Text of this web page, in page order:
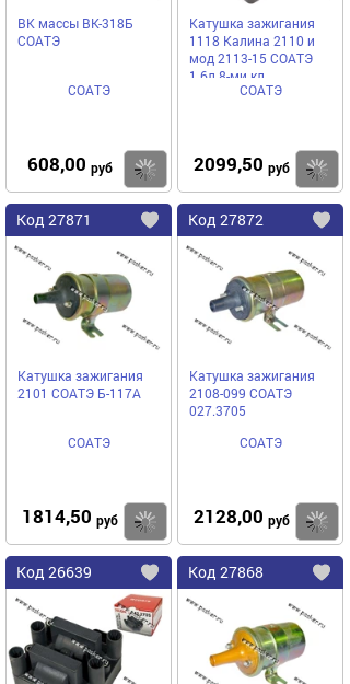
ВК массы ВК-318Б
СОАТЭ
СОАТЭ
608,00 руб Купить
Катушка зажигания
1118 Калина 2110 и
мод 2113-15 СОАТЭ
1.6л 8-ми кл
043.3705/2111.3705
СОАТЭ
2099,50 руб
Код 27871
Добавить
избранное
Катушка зажигания
2101 СОАТЭ Б-117А
СОАТЭ
1814,50 руб Купить
Код 27872
Катушка зажигания
2108-099 СОАТЭ
027.3705
СОАТЭ
2128,00 руб
Код 26639
Добавить
в
избранное
Код 27868